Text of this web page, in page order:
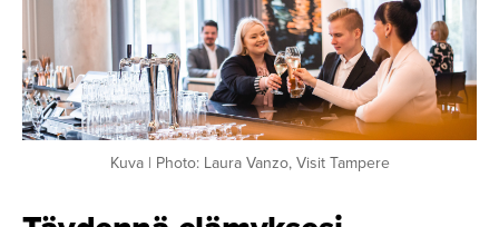
Kuva | Photo: Laura Vanzo, Visit Tampere